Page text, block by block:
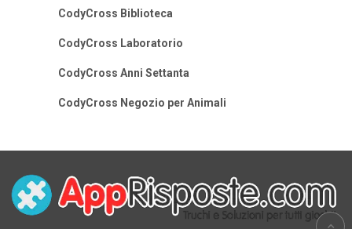
CodyCross Biblioteca
CodyCross Laboratorio
CodyCross Anni Settanta
CodyCross Negozio per Animali